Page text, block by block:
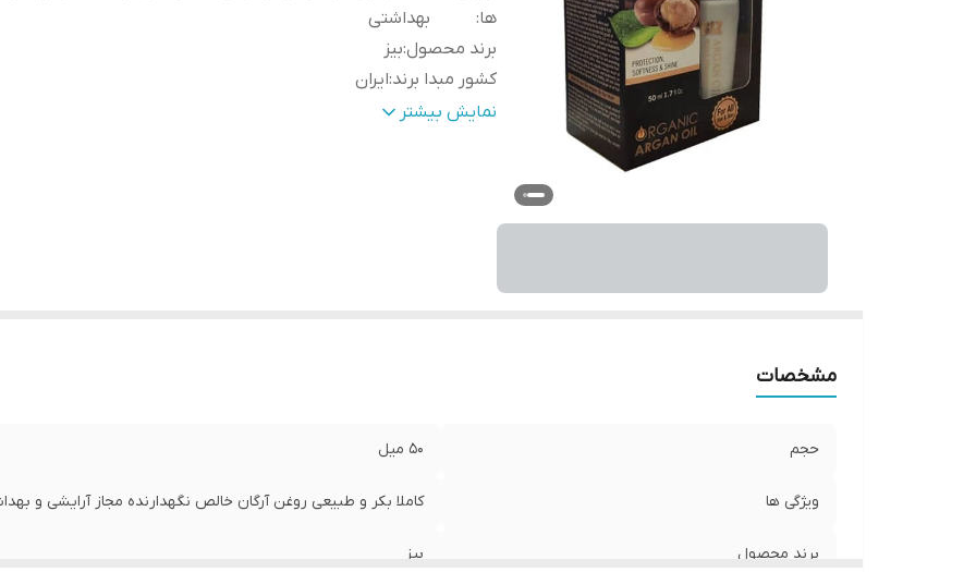
ها:
بهداشتی
برند محصول:بیز
کشور مبدا برند:ایران
انقضا 36 ماه پس از تولید
نمایش بیشتر
مشخصات
حجم 50 میل
ویژگی ها کاملا بکر و طبیعی روغن آرگان خالص نگهدارنده مجاز آرایشی و
برند محصول بیز